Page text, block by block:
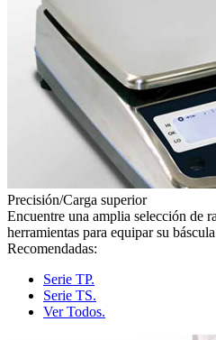
Precisión/Carga superior
Encuentre una amplia selección de
herramientas para equipar su
Recomendadas:
Serie TP.
Serie TS.
Ver Todos.